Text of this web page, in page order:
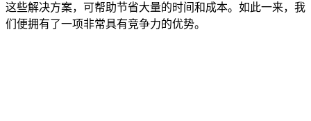
这些解决方案，可帮助节省大量的时间和成本。如此一来，我
们便拥有了一项非常具有竞争力的优势。